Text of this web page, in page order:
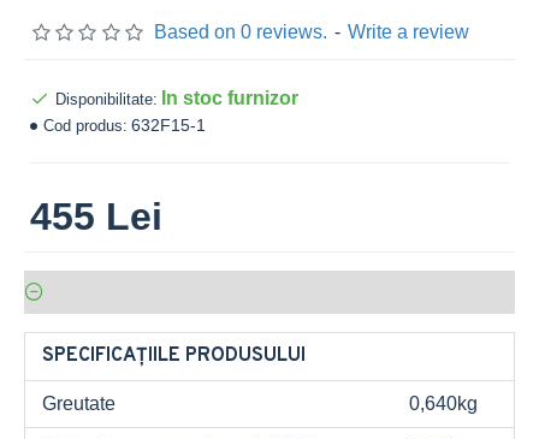
Based on 0 reviews. - Write a review
455 Lei
Disponibilitate: In stoc furnizor
Cod produs: 632F15-1
SPECIFICAȚIILE PRODUSULUI
Greutate 0,640kg